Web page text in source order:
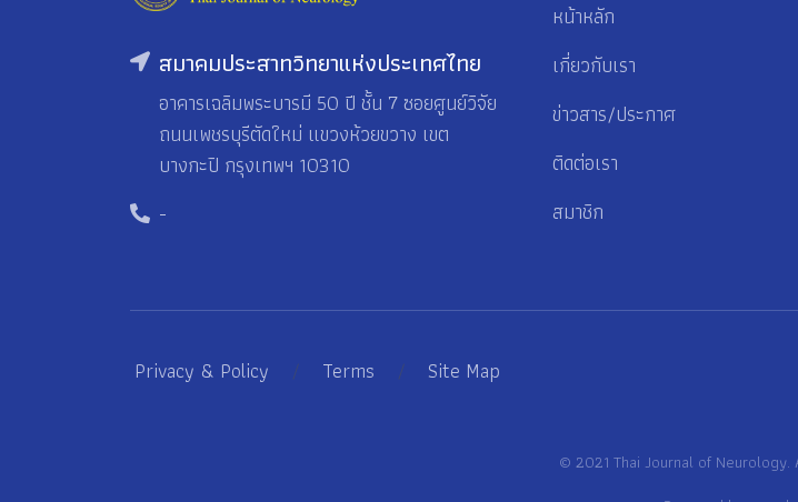
สมาคมประสาทวิทยาแห่งประเทศไทย
อาคารเฉลิมพระบารมี 50 ปี ชั้น 7 ซอยศูนย์วิจัย
ถนนเพชรบุรีตัดใหม่ แขวงห้วยขวาง เขต
บางกะปิ กรุงเทพฯ 10310
-
หน้าหลัก
เกี่ยวกับเรา
ข่าวสาร/ประกาศ
ติดต่อเรา
สมาชิก
Privacy & Policy / Terms / Site Map
© 2021 Thai Journal of